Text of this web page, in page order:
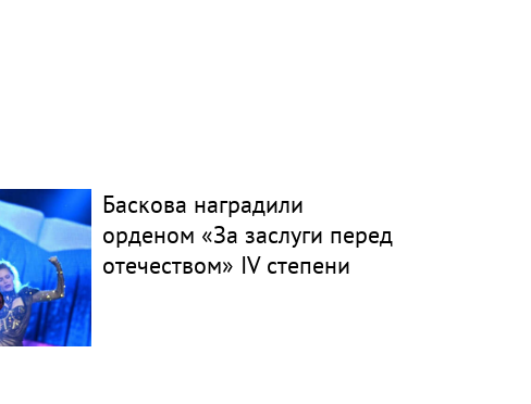
Баскова наградили
орденом «За заслуги перед
отечеством» IV степени